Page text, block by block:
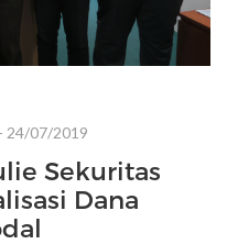
24/07/2019
Sekuritas
Dana